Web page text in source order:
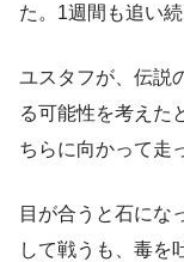
た。1週間も追い
ユスタフが、伝説
る可能性を考えた
ちらに向かって走
目が合うと石にな
して戦うも、毒を